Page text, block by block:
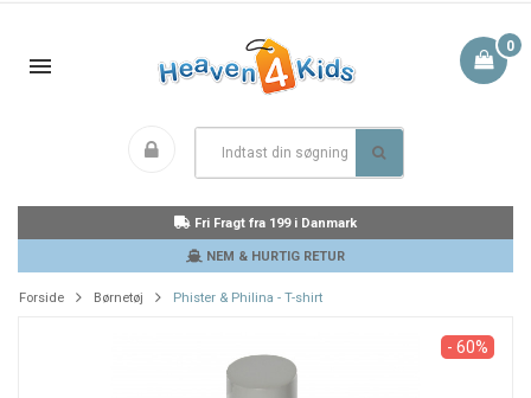
0
Fri Fragt fra 199 i Danmark
NEM & HURTIG RETUR
Forside Børnetøj Phister & Philina - T-shirt
- 60%